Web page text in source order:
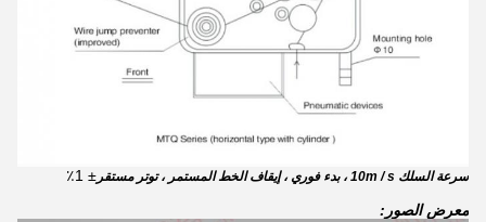
سرعة السلك 10m / s ، بدء فوري ، إيقاف الخط المستمر ، توتر مستقر
± 1٪
معرض الصور: